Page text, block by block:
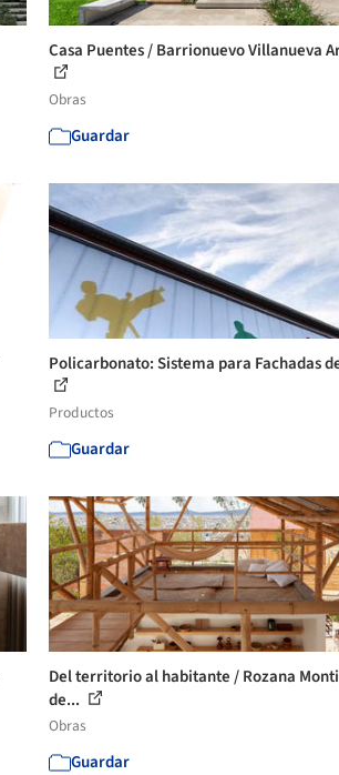
Casa Puentes / Barrionuevo Villanueva
Obras
Guardar
Policarbonato: Sistema para Fachadas
Productos
Guardar
Del territorio al habitante / Rozana
de...
Obras
Guardar